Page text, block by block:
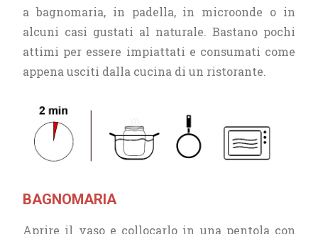
a bagnomaria, in padella, in microonde o in
alcuni casi gustati al naturale. Bastano pochi
attimi per essere impiattati e consumati come
appena usciti dalla cucina di un ristorante.
BAGNOMARIA
Aprire il vaso e collocarlo in una pentola con